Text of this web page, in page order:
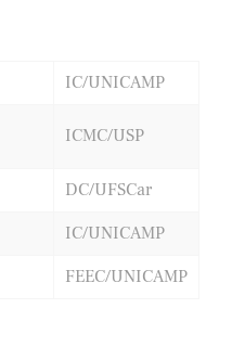
IC/UNICAMP
ICMC/USP
DC/UFSCar
IC/UNICAMP
FEEC/UNICAMP